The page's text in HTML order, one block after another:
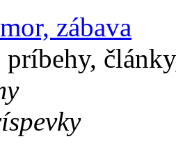
zábava
príbehy,